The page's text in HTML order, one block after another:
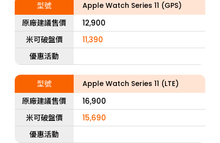
型號 Apple Watch Series 11 (GPS)
原廠建議售價
12,900
米可破盤價
11,390
優惠活動
型號 Apple Watch Series 11 (LTE)
原廠建議售價
16,900
米可破盤價
15,690
優惠活動